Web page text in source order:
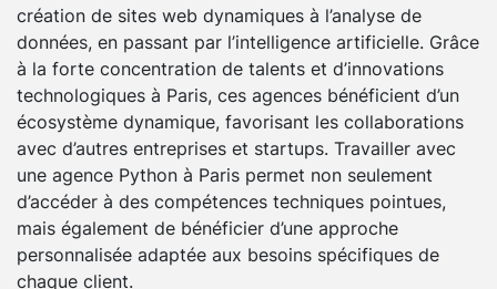
création de sites web dynamiques à l’analyse de
données, en passant par l’intelligence artificielle. Grâce
à la forte concentration de talents et d’innovations
technologiques à Paris, ces agences bénéficient d’un
écosystème dynamique, favorisant les collaborations
avec d’autres entreprises et startups. Travailler avec
une agence Python à Paris permet non seulement
d’accéder à des compétences techniques pointues,
mais également de bénéficier d’une approche
personnalisée adaptée aux besoins spécifiques de
chaque client.